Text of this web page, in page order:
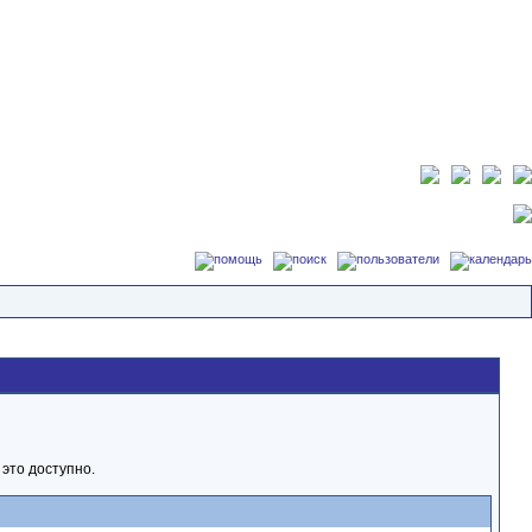
доступно.